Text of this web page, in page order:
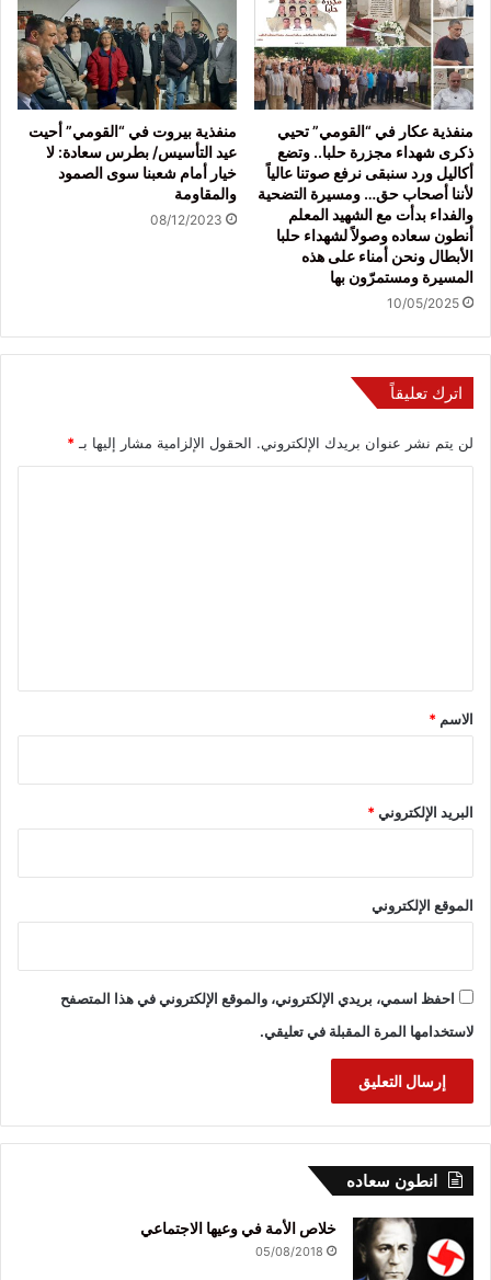
منفذية عكار في “القومي” تحيي
ذكرى شهداء مجزرة حلبا.. وتضع
أكاليل ورد سنبقى نرفع صوتنا عالياً
لأننا أصحاب حق… ومسيرة التضحية
والفداء بدأت مع الشهيد المعلم
أنطون سعاده وصولاً لشهداء حلبا
الأبطال ونحن أمناء على هذه
المسيرة ومستمرّون بها
10/05/2025
منفذية بيروت في “القومي” أحيت
عيد التأسيس/ بطرس سعادة: لا
خيار أمام شعبنا سوى الصمود
والمقاومة
08/12/2023
اترك تعليقاً
لن يتم نشر عنوان بريدك الإلكتروني. الحقول الإلزامية مشار إليها بـ *
*
الاسم *
البريد الإلكتروني*
الموقع الإلكتروني
احفظ اسمي، بريدي الإلكتروني، والموقع الإلكتروني في هذا المتصفح
لاستخدامها المرة المقبلة في تعليقي.
انطون سعاده
خلاص الأمة في وعيها الاجتماعي
05/08/2018